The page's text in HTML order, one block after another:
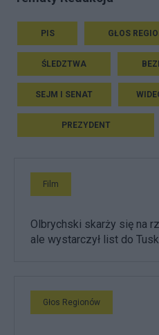
PIS GŁOS
ŚLEDZTWA
SEJM I SENAT
PREZYDENT
Film
Olbrychski skarży się na
ale wystarczył list do
Głos Regionów